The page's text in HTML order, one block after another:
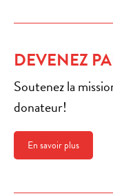
DEVENEZ
Soutenez la
donateur!
En savoir plus